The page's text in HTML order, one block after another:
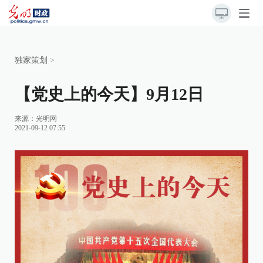
独家策划 >
【党史上的今天】9月12日
来源： 光明网
2021-09-12 07:55